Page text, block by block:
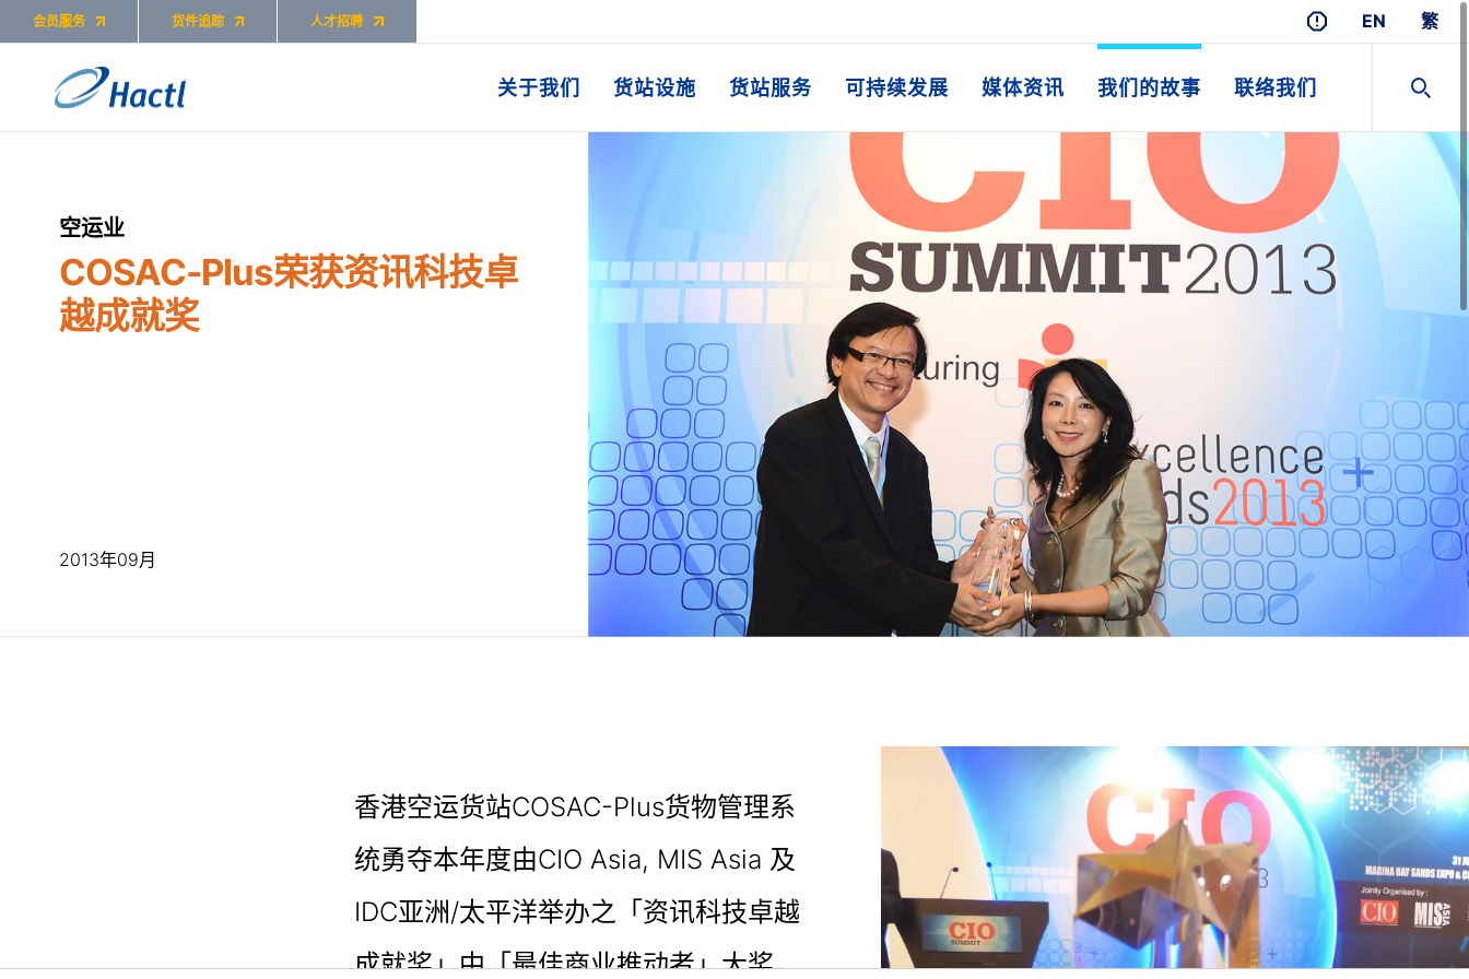
会员服务 货件追踪 人才招聘 EN 繁
关于我们 货站设施 货站服务 可持续发展 媒体资讯 我们的故事 联络我们
空运业
COSAC-Plus荣获资讯科技卓
越成就奖
2013年09月
香港空运货站COSAC-Plus货物管理系
统勇夺本年度由CIO Asia, MIS Asia 及
IDC亚洲/太平洋举办之「资讯科技卓越
成就奖」中「最佳商业推动者」大奖。